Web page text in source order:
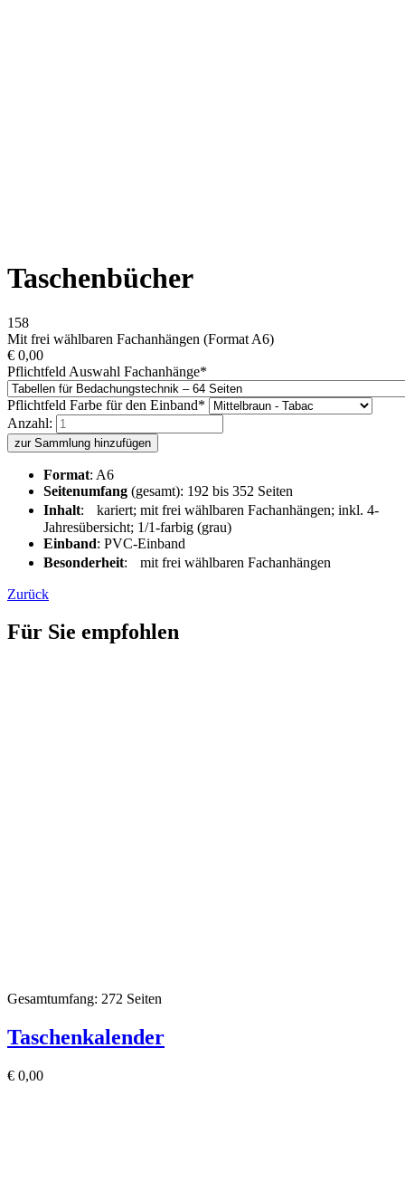
Taschenbücher
158
Mit frei wählbaren Fachanhängen (Format A6)
€ 0,00
Pflichtfeld Auswahl Fachanhänge*
Pflichtfeld Farbe für den Einband*
Anzahl:
zur Sammlung hinzufügen
Format: A6
Seitenumfang (gesamt): 192 bis 352 Seiten
Inhalt: kariert; mit frei wählbaren Fachanhängen; inkl. 4-
Jahresübersicht; 1/1-farbig (grau)
Einband: PVC-Einband
Besonderheit: mit frei wählbaren Fachanhängen
Zurück
Für Sie empfohlen
Gesamtumfang: 272 Seiten
Taschenkalender
€ 0,00